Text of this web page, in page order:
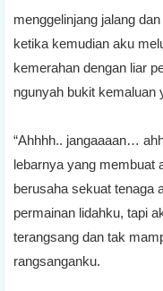
menggelinjang jalang
ketika kemudian aku
kemerahan dengan liar
ngunyah bukit kemaluan
“Ahhhh.. jangaaaan…
lebarnya yang membuat
berusaha sekuat tenaga
permainan lidahku, tapi
terangsang dan tak
rangsanganku.